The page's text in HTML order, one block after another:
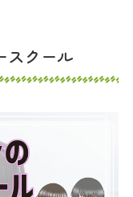
スクール